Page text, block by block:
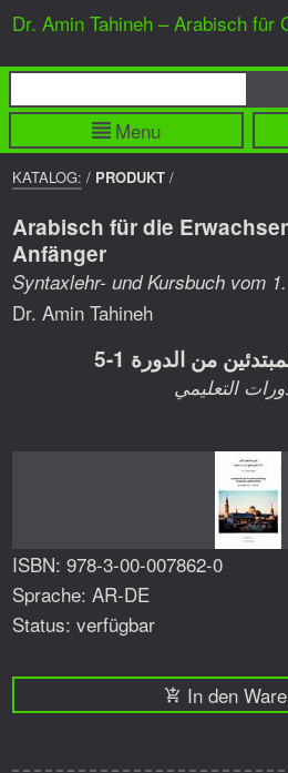
Dr. Amin Tahineh – Arabisch für
Menu
BREADCRUMP
NAVIGATION
KATALOG: / PRODUKT /
Arabisch für die
Anfänger
Syntaxlehr- und Kursbuch vom
Dr. Amin Tahineh
من الدورة 1-5
التعليمي
ISBN: 978-3-00-007862-0
Sprache: AR-DE
Status: verfügbar
In den